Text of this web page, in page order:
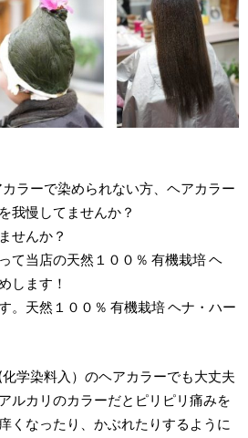
ラーで染められない方、ヘアカラー
我慢してませんか？
せんか？
て当店の天然１００％ 有機栽培 ヘ
します！
。天然１００％ 有機栽培 ヘナ・ハー
学染料入）のヘアカラーでも大丈夫
ルカリのカラーだとピリピリ痛みを
くなったり、かぶれたりするように